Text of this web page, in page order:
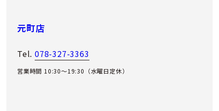
元町店
Tel. 078-327-3363
営業時間 10:30～19:30（水曜日定休）